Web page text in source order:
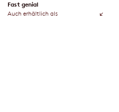
Fast genial
Auch erhältlich als